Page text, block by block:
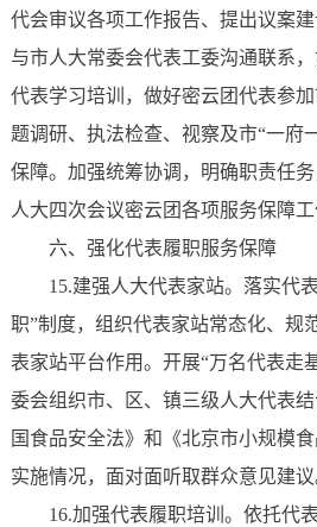
代会审议各项工作报告、提出议案
与市人大常委会代表工委沟通联系
代表学习培训，做好密云团代表参
题调研、执法检查、视察及市“一府
保障。加强统筹协调，明确职责任
人大四次会议密云团各项服务保障工
六、强化代表履职服务保障
15.建强人大代表家站。落实代
职”制度，组织代表家站常态化、规
表家站平台作用。开展“万名代表走
委会组织市、区、镇三级人大代表
国食品安全法》和《北京市小规模
实施情况，面对面听取群众意见建议
16.加强代表履职培训。依托代